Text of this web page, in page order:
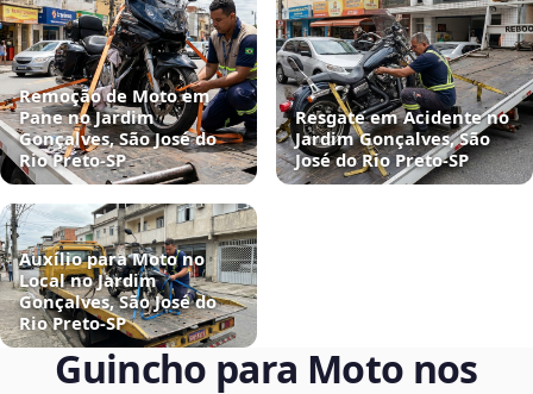
Remoção de Moto em
Pane no Jardim
Gonçalves, São José do
Rio Preto‑SP
Resgate em Acidente no
Jardim Gonçalves, São
José do Rio Preto‑SP
Auxílio para Moto no
Local no Jardim
Gonçalves, São José do
Rio Preto‑SP
Guincho para Moto nos